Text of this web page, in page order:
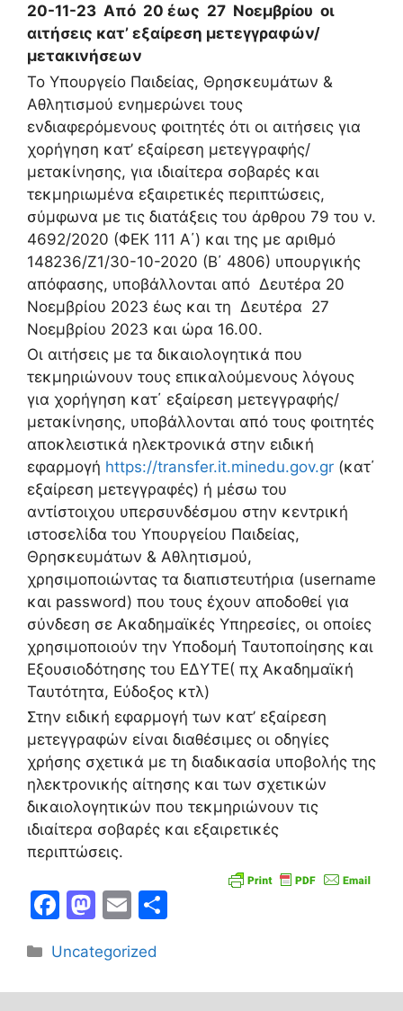
20-11-23 Από 20 έως 27 Νοεμβρίου οι
αιτήσεις κατ’ εξαίρεση μετεγγραφών/
μετακινήσεων
Το Υπουργείο Παιδείας, Θρησκευμάτων &
Αθλητισμού ενημερώνει τους
ενδιαφερόμενους φοιτητές ότι οι αιτήσεις για
χορήγηση κατ’ εξαίρεση μετεγγραφής/
μετακίνησης, για ιδιαίτερα σοβαρές και
τεκμηριωμένα εξαιρετικές περιπτώσεις,
σύμφωνα με τις διατάξεις του άρθρου 79 του ν.
4692/2020 (ΦΕΚ 111 Α΄) και της με αριθμό
148236/Ζ1/30-10-2020 (Β΄ 4806) υπουργικής
απόφασης, υποβάλλονται από Δευτέρα 20
Νοεμβρίου 2023 έως και τη Δευτέρα 27
Νοεμβρίου 2023 και ώρα 16.00.
Οι αιτήσεις με τα δικαιολογητικά που
τεκμηριώνουν τους επικαλούμενους λόγους
για χορήγηση κατ΄ εξαίρεση μετεγγραφής/
μετακίνησης, υποβάλλονται από τους φοιτητές
αποκλειστικά ηλεκτρονικά στην ειδική
εφαρμογή https://transfer.it.minedu.gov.gr (κατ΄
εξαίρεση μετεγγραφές) ή μέσω του
αντίστοιχου υπερσυνδέσμου στην κεντρική
ιστοσελίδα του Υπουργείου Παιδείας,
Θρησκευμάτων & Αθλητισμού,
χρησιμοποιώντας τα διαπιστευτήρια (username
και password) που τους έχουν αποδοθεί για
σύνδεση σε Ακαδημαϊκές Υπηρεσίες, οι οποίες
χρησιμοποιούν την Υποδομή Ταυτοποίησης και
Εξουσιοδότησης του ΕΔΥΤΕ( πχ Ακαδημαϊκή
Ταυτότητα, Εύδοξος κτλ)
Στην ειδική εφαρμογή των κατ’ εξαίρεση
μετεγγραφών είναι διαθέσιμες οι οδηγίες
χρήσης σχετικά με τη διαδικασία υποβολής της
ηλεκτρονικής αίτησης και των σχετικών
δικαιολογητικών που τεκμηριώνουν τις
ιδιαίτερα σοβαρές και εξαιρετικές
περιπτώσεις.
F
c
e
M
st
o
E
ai
l
α
Κατηγορίες
Uncategorized